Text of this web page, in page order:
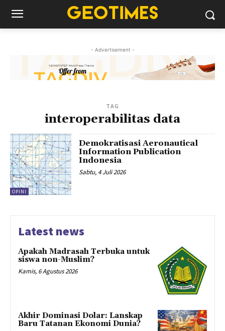
- Advertisement -
TAG
interoperabilitas data
OPINI
Demokratisasi Aeronautical
Information Publication
Indonesia
Sabtu, 4 Juli 2026
Latest news
Apakah Madrasah Terbuka untuk
siswa non-Muslim?
Kamis, 6 Agustus 2026
Akhir Dominasi Dolar: Lanskap
Baru Tatanan Ekonomi Dunia?